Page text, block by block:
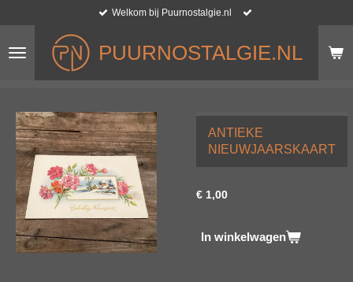
naar
hoofdinhoud
PUURNOSTALGIE.NL
Welkom bij Puurnostalgie.nl
ANTIEKE
NIEUWJAARSKAART
€ 1,00
In winkelwagen